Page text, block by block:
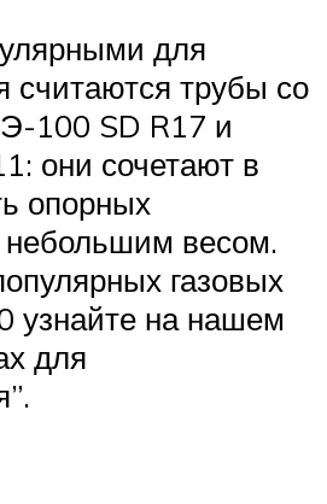
для
считаются трубы со
100 SD R17 и
они сочетают в
опорных
небольшим весом.
газовых
узнайте на нашем
для